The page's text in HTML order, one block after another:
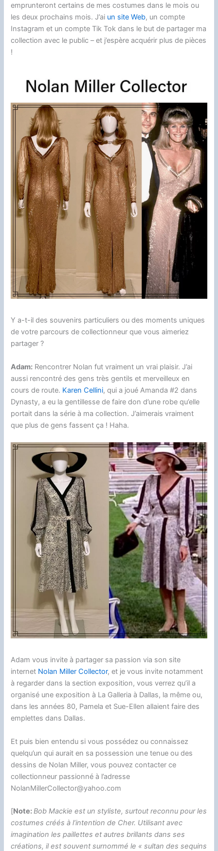
emprunteront certains de mes costumes dans le mois ou
les deux prochains mois. J’ai un site Web, un compte
Instagram et un compte Tik Tok dans le but de partager ma
collection avec le public – et j’espère acquérir plus de pièces
!
Y a-t-il des souvenirs particuliers ou des moments uniques
de votre parcours de collectionneur que vous aimeriez
partager ?
Adam: Rencontrer Nolan fut vraiment un vrai plaisir. J’ai
aussi rencontré des gens très gentils et merveilleux en
cours de route. Karen Cellini, qui a joué Amanda #2 dans
Dynasty, a eu la gentillesse de faire don d’une robe qu’elle
portait dans la série à ma collection. J’aimerais vraiment
que plus de gens fassent ça ! Haha.
Adam vous invite à partager sa passion via son site
internet Nolan Miller Collector, et je vous invite notamment
à regarder dans la section exposition, vous verrez qu’il a
organisé une exposition à La Galleria à Dallas, la même ou,
dans les années 80, Pamela et Sue-Ellen allaient faire des
emplettes dans Dallas.
Et puis bien entendu si vous possédez ou connaissez
quelqu’un qui aurait en sa possession une tenue ou des
dessins de Nolan Miller, vous pouvez contacter ce
collectionneur passionné à l’adresse
NolanMillerCollector@yahoo.com
[Note:Bob Mackie est un styliste, surtout reconnu pour les
costumes créés à l’intention de Cher. Utilisant avec
imagination les paillettes et autres brillants dans ses
créations, il est souvent surnommé le « sultan des sequins